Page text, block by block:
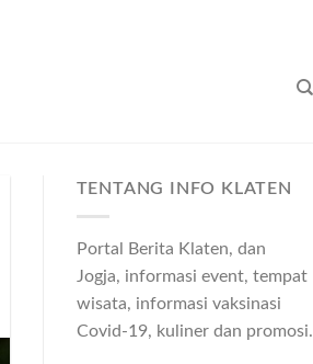
TENTANG INFO KLATEN
Portal Berita Klaten, dan
Jogja, informasi event, tempat
wisata, informasi vaksinasi
Covid-19, kuliner dan promosi.